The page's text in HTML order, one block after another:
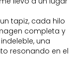
tapiz, cada hilo
completa y
una
resonando en el